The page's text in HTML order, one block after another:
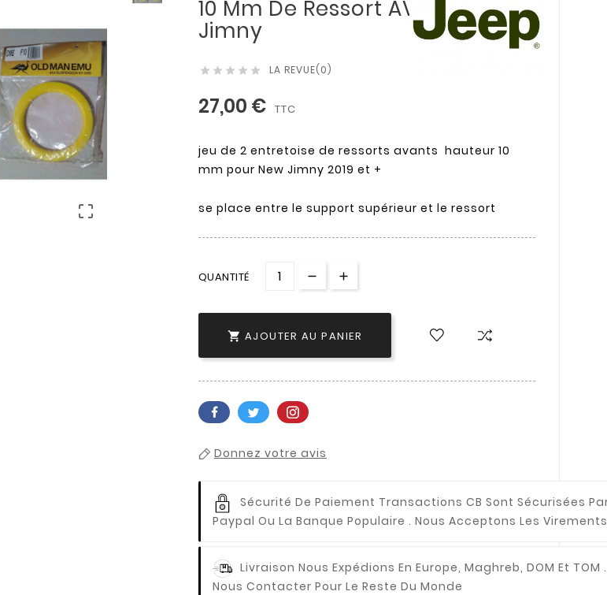

10 Mm De Ressort AV
Jimny
     LA REVUE(0)
27,00 € TTC
jeu de 2 entretoise de ressorts avants hauteur 10
mm pour New Jimny 2019 et +
se place entre le support supérieur et le ressort
QUANTITÉ
 AJOUTER AU PANIER
Donnez votre avis
Sécurité De Paiement Transactions CB Sont Sécurisées
Paypal Ou La Banque Populaire . Nous Acceptons Les
Livraison Nous Expédions En Europe, Maghreb, DOM Et TOM .
Nous Contacter Pour Le Reste Du Monde